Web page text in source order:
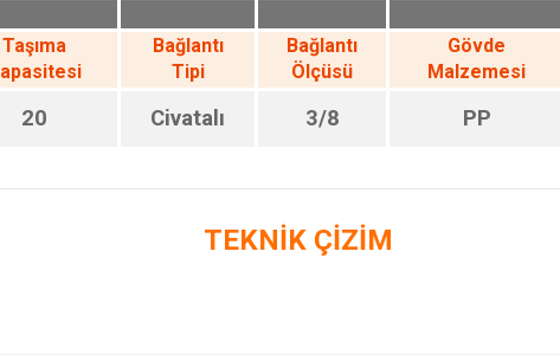
Taşıma
Bağlantı
Tipi
Bağlantı
Ölçüsü
Gövde
Malzemesi
20 Civatalı 3/8 PP
TEKNİK ÇİZİM